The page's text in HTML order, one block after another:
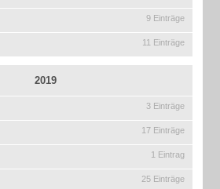
9 Einträge
11 Einträge
2019
3 Einträge
17 Einträge
1 Eintrag
25 Einträge